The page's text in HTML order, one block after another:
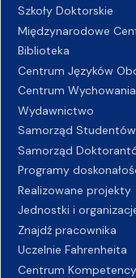
Szkoły Doktorskie
Międzynarodowe
Biblioteka
Centrum Języków
Centrum
Wydawnictwo
Samorząd Studentów
Samorząd
Programy
Realizowane projekty
Jednostki i
Znajdź pracownika
Uczelnie Fahrenheita
Centrum